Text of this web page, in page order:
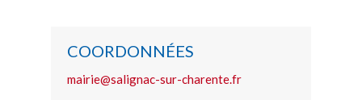
COORDONNÉES
mairie@salignac-sur-charente.fr